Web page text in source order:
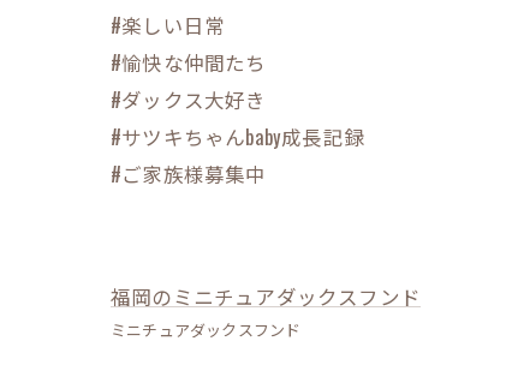
#楽しい日常
#愉快な仲間たち
#ダックス大好き
#サツキちゃんbaby成長記録
#ご家族様募集中
福岡のミニチュアダックスフンド
ミニチュアダックスフンド